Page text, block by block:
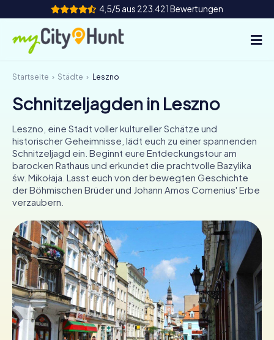
4,5/5 aus 223.421 Bewertungen
So funktioniert's
Städte
Touren
Teamevent
Tickets
INT AT CH
DE
ES
FR
IE
IT
NL
Tickets buchen
Startseite Städte Leszno
Schnitzeljagden in Leszno
Leszno, eine Stadt voller kultureller Schätze und
historischer Geheimnisse, lädt euch zu einer spannenden
Schnitzeljagd ein. Beginnt eure Entdeckungstour am
barocken Rathaus und erkundet die prachtvolle Bazylika
św. Mikołaja. Lasst euch von der bewegten Geschichte
der Böhmischen Brüder und Johann Amos Comenius' Erbe
verzaubern.